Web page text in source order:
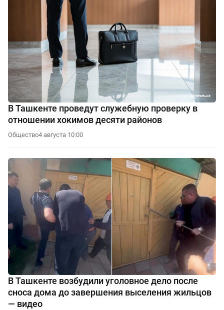
В Ташкенте проведут служебную проверку в
отношении хокимов десяти районов
Общество4 августа 10:00
В Ташкенте возбудили уголовное дело после
сноса дома до завершения выселения жильцов
— видео